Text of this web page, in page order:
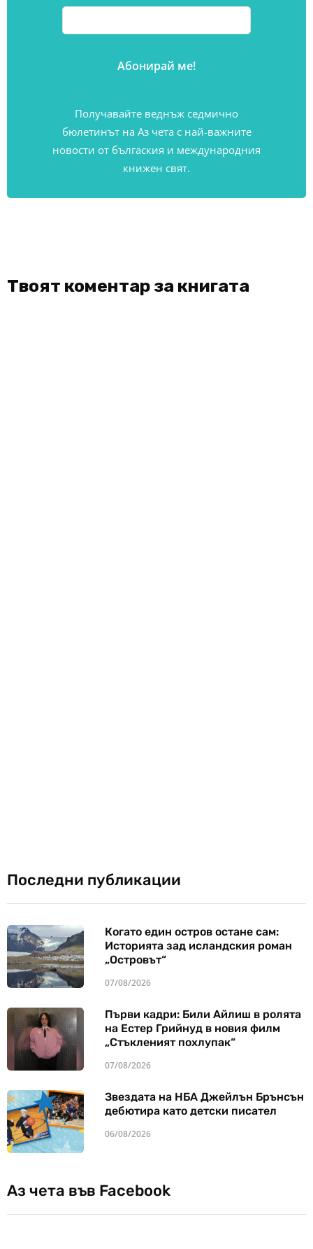
Получавайте веднъж седмично
бюлетинът на Аз чета с най-важните
новости от бългаския и международния
книжен свят.
Твоят коментар за книгата
Последни публикации
Когато един остров остане сам:
Историята зад исландския роман
„Островът“
07/08/2026
Първи кадри: Били Айлиш в ролята
на Естер Грийнуд в новия филм
„Стъкленият похлупак“
07/08/2026
Звездата на НБА Джейлън Брънсън
дебютира като детски писател
06/08/2026
Аз чета във Facebook